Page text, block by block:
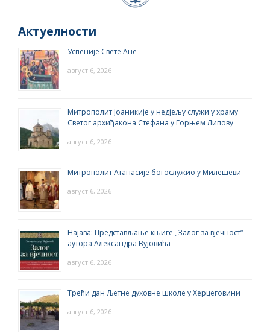
Актуелности
Успеније Свете Ане
август 6, 2026
Митрополит Јоаникије у недјељу служи у храму
Светог архиђакона Стефана у Горњем Липову
август 6, 2026
Митрополит Атанасије богослужио у Милешеви
август 6, 2026
Најава: Представљање књиге „Залог за вјечност“
аутора Александра Вујовића
август 6, 2026
Трећи дан Љетне духовне школе у Херцеговини
август 6, 2026